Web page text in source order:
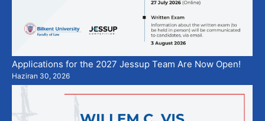
Applications for the 2027 Jessup Team Are Now Open!
Haziran 30, 2026